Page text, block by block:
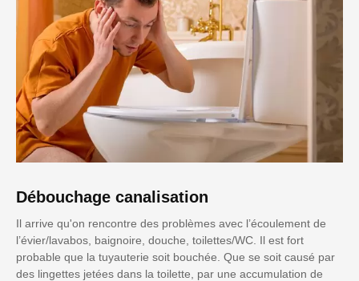
Débouchage canalisation
Il arrive qu'on rencontre des problèmes avec l’écoulement de
l’évier/lavabos, baignoire, douche, toilettes/WC. Il est fort
probable que la tuyauterie soit bouchée. Que se soit causé par
des lingettes jetées dans la toilette, par une accumulation de